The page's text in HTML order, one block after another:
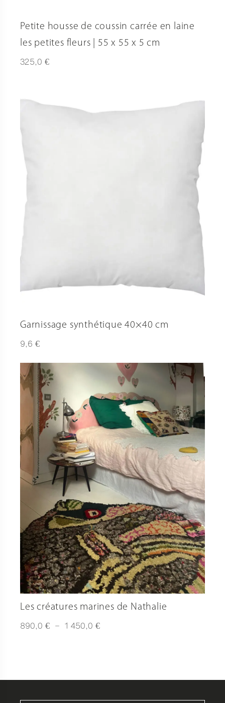
Petite housse de coussin carrée en laine
les petites fleurs | 55 x 55 x 5 cm
325,0 €
Garnissage synthétique 40×40 cm
9,6 €
Les créatures marines de Nathalie
890,0 € – 1 450,0 €Plage